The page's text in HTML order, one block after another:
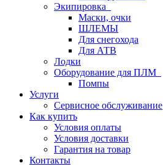
Экипировка
Маски, очки
ШЛЕМЫ
Для снегохода
Для АТВ
Лодки
Оборудование для ПЛМ
Помпы
Услуги
Сервисное обслуживание
Как купить
Условия оплаты
Условия доставки
Гарантия на товар
Контакты